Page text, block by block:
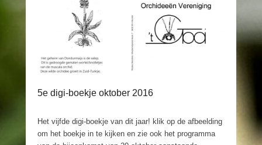
5e digi-boekje oktober 2016
Het vijfde digi-boekje van dit jaar! klik op de afbeelding
om het boekje in te kijken en zie ook het programma